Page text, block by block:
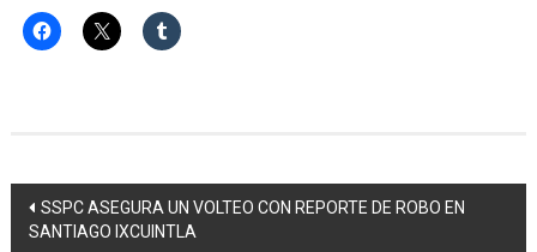
Navegación
SSPC ASEGURA UN VOLTEO CON REPORTE DE ROBO EN
SANTIAGO IXCUINTLA